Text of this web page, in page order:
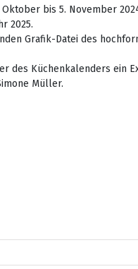
bis 5. November
2025.
Grafik-Datei des
des Küchenkalenders ein
Müller.